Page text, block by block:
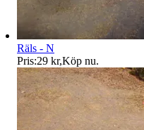
Räls - N
Pris:29 kr,Köp nu.